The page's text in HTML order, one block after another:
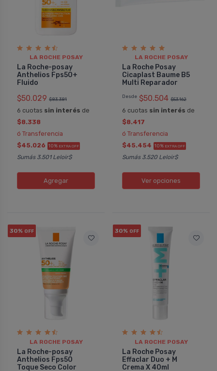
LA ROCHE POSAY
La Roche-posay
Anthelios Fps50+
Fluido
$50.029 $83.381
6 cuotas sin interés de
$8.338
ó Transferencia
$45.026 10% EXTRA OFF
Sumás 3.501 Leloir$
Agregar
LA ROCHE POSAY
La Roche Posay
Cicaplast Baume B5
Multi Reparador
Desde $50.504 $53.162
6 cuotas sin interés de
$8.417
ó Transferencia
$45.454 10% EXTRA OFF
Sumás 3.520 Leloir$
Ver opciones
30% OFF
LA ROCHE POSAY
La Roche-posay
Anthelios Fps50
Toque Seco Color
30% OFF
LA ROCHE POSAY
La Roche Posay
Effaclar Duo + M
Crema X 40ml